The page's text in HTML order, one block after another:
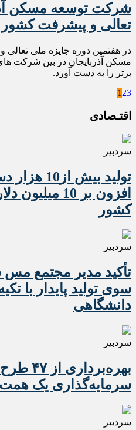
شرکت توسعه مسکن
تعالی و پیشرفت
در هفتمین دوره جایزه ملی
مسکن آذربایجان در بین شرکت های
برتر را به دست آورد.
1 23
اقتـصادی
سردبیر
تولید بیش
افزون بر 10
کشور
سردبیر
تأکید مدیر مجتمع
سوی تولید پایدار با
دانشگاهی
سردبیر
سرمایه‌گذاری یک همت
سردبیر